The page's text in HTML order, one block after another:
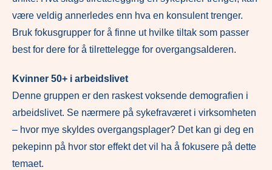
være veldig annerledes enn hva en konsulent trenger.
Bruk fokusgrupper for å finne ut hvilke tiltak som passer
best for dere for å tilrettelegge for overgangsalderen.
Kvinner 50+ i arbeidslivet
Denne gruppen er den raskest voksende demografien i
arbeidslivet. Se nærmere på sykefraværet i virksomheten
– hvor mye skyldes overgangsplager? Det kan gi deg en
pekepinn på hvor stor effekt det vil ha å fokusere på dette
temaet.